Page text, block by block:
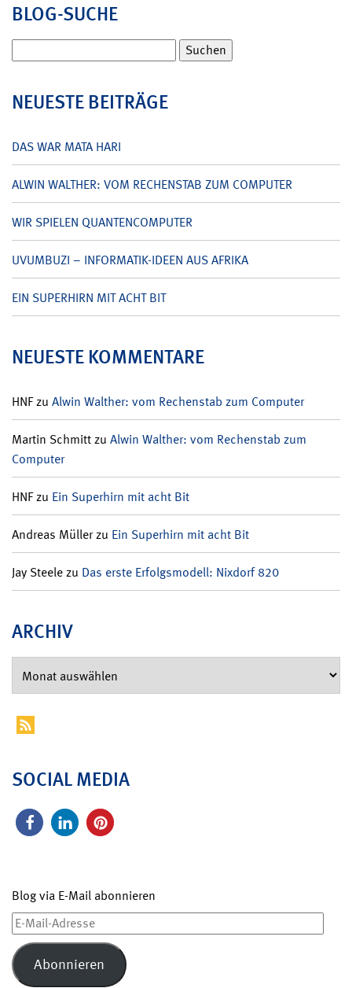
BLOG-SUCHE
nach:
NEUESTE BEITRÄGE
DAS WAR MATA HARI
ALWIN WALTHER: VOM RECHENSTAB ZUM COMPUTER
WIR SPIELEN QUANTENCOMPUTER
UVUMBUZI – INFORMATIK-IDEEN AUS AFRIKA
EIN SUPERHIRN MIT ACHT BIT
NEUESTE KOMMENTARE
HNFzu Alwin Walther: vom Rechenstab zum Computer
Martin Schmittzu Alwin Walther: vom Rechenstab zum
Computer
HNFzu Ein Superhirn mit acht Bit
Andreas Müllerzu Ein Superhirn mit acht Bit
Jay Steelezu Das erste Erfolgsmodell: Nixdorf 820
ARCHIV
SOCIAL MEDIA
Blog via E-Mail abonnieren
E-
Mail-
Adresse
Abonnieren